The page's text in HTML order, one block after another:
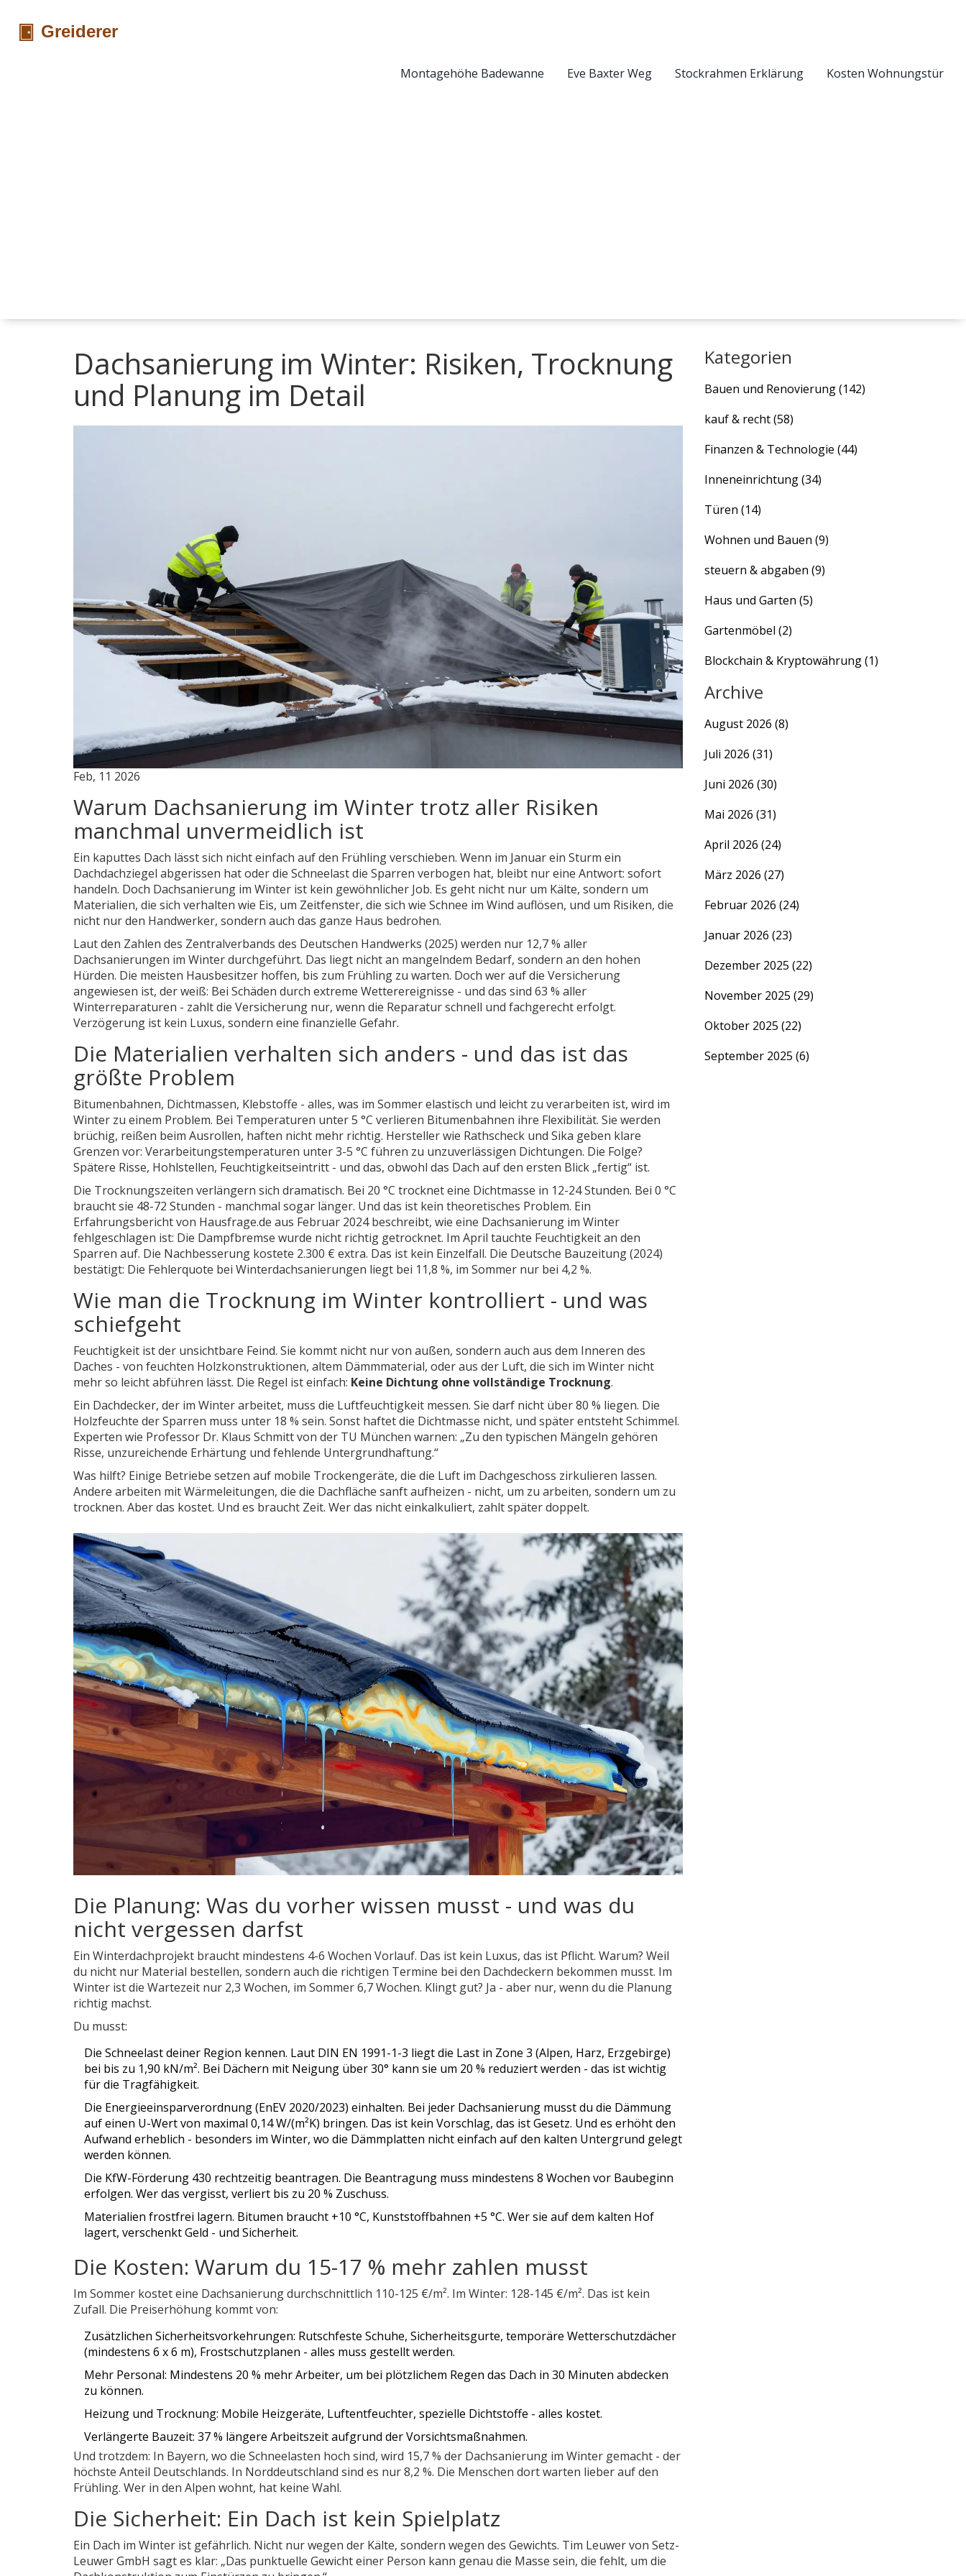
Montagehöhe Badewanne Eve Baxter Weg Stockrahmen Erklärung Kosten Wohnungstür
Dachsanierung im Winter: Risiken, Trocknung
und Planung im Detail
Feb, 11 2026
Warum Dachsanierung im Winter trotz aller Risiken
manchmal unvermeidlich ist
Ein kaputtes Dach lässt sich nicht einfach auf den Frühling verschieben. Wenn im Januar ein Sturm ein
Dachdachziegel abgerissen hat oder die Schneelast die Sparren verbogen hat, bleibt nur eine Antwort: sofort
handeln. Doch Dachsanierung im Winter ist kein gewöhnlicher Job. Es geht nicht nur um Kälte, sondern um
Materialien, die sich verhalten wie Eis, um Zeitfenster, die sich wie Schnee im Wind auflösen, und um Risiken, die
nicht nur den Handwerker, sondern auch das ganze Haus bedrohen.
Laut den Zahlen des Zentralverbands des Deutschen Handwerks (2025) werden nur 12,7 % aller
Dachsanierungen im Winter durchgeführt. Das liegt nicht an mangelndem Bedarf, sondern an den hohen
Hürden. Die meisten Hausbesitzer hoffen, bis zum Frühling zu warten. Doch wer auf die Versicherung
angewiesen ist, der weiß: Bei Schäden durch extreme Wetterereignisse - und das sind 63 % aller
Winterreparaturen - zahlt die Versicherung nur, wenn die Reparatur schnell und fachgerecht erfolgt.
Verzögerung ist kein Luxus, sondern eine finanzielle Gefahr.
Die Materialien verhalten sich anders - und das ist das
größte Problem
Bitumenbahnen, Dichtmassen, Klebstoffe - alles, was im Sommer elastisch und leicht zu verarbeiten ist, wird im
Winter zu einem Problem. Bei Temperaturen unter 5 °C verlieren Bitumenbahnen ihre Flexibilität. Sie werden
brüchig, reißen beim Ausrollen, haften nicht mehr richtig. Hersteller wie Rathscheck und Sika geben klare
Grenzen vor: Verarbeitungstemperaturen unter 3-5 °C führen zu unzuverlässigen Dichtungen. Die Folge?
Spätere Risse, Hohlstellen, Feuchtigkeitseintritt - und das, obwohl das Dach auf den ersten Blick „fertig“ ist.
Die Trocknungszeiten verlängern sich dramatisch. Bei 20 °C trocknet eine Dichtmasse in 12-24 Stunden. Bei 0 °C
braucht sie 48-72 Stunden - manchmal sogar länger. Und das ist kein theoretisches Problem. Ein
Erfahrungsbericht von Hausfrage.de aus Februar 2024 beschreibt, wie eine Dachsanierung im Winter
fehlgeschlagen ist: Die Dampfbremse wurde nicht richtig getrocknet. Im April tauchte Feuchtigkeit an den
Sparren auf. Die Nachbesserung kostete 2.300 € extra. Das ist kein Einzelfall. Die Deutsche Bauzeitung (2024)
bestätigt: Die Fehlerquote bei Winterdachsanierungen liegt bei 11,8 %, im Sommer nur bei 4,2 %.
Wie man die Trocknung im Winter kontrolliert - und was
schiefgeht
Feuchtigkeit ist der unsichtbare Feind. Sie kommt nicht nur von außen, sondern auch aus dem Inneren des
Daches - von feuchten Holzkonstruktionen, altem Dämmmaterial, oder aus der Luft, die sich im Winter nicht
mehr so leicht abführen lässt. Die Regel ist einfach: Keine Dichtung ohne vollständige Trocknung.
Ein Dachdecker, der im Winter arbeitet, muss die Luftfeuchtigkeit messen. Sie darf nicht über 80 % liegen. Die
Holzfeuchte der Sparren muss unter 18 % sein. Sonst haftet die Dichtmasse nicht, und später entsteht Schimmel.
Experten wie Professor Dr. Klaus Schmitt von der TU München warnen: „Zu den typischen Mängeln gehören
Risse, unzureichende Erhärtung und fehlende Untergrundhaftung.“
Was hilft? Einige Betriebe setzen auf mobile Trockengeräte, die die Luft im Dachgeschoss zirkulieren lassen.
Andere arbeiten mit Wärmeleitungen, die die Dachfläche sanft aufheizen - nicht, um zu arbeiten, sondern um zu
trocknen. Aber das kostet. Und es braucht Zeit. Wer das nicht einkalkuliert, zahlt später doppelt.
Die Planung: Was du vorher wissen musst - und was du
nicht vergessen darfst
Ein Winterdachprojekt braucht mindestens 4-6 Wochen Vorlauf. Das ist kein Luxus, das ist Pflicht. Warum? Weil
du nicht nur Material bestellen, sondern auch die richtigen Termine bei den Dachdeckern bekommen musst. Im
Winter ist die Wartezeit nur 2,3 Wochen, im Sommer 6,7 Wochen. Klingt gut? Ja - aber nur, wenn du die Planung
richtig machst.
Du musst:
Die Schneelast deiner Region kennen. Laut DIN EN 1991-1-3 liegt die Last in Zone 3 (Alpen, Harz, Erzgebirge)
bei bis zu 1,90 kN/m². Bei Dächern mit Neigung über 30° kann sie um 20 % reduziert werden - das ist wichtig
für die Tragfähigkeit.
Die Energieeinsparverordnung (EnEV 2020/2023) einhalten. Bei jeder Dachsanierung musst du die Dämmung
auf einen U-Wert von maximal 0,14 W/(m²K) bringen. Das ist kein Vorschlag, das ist Gesetz. Und es erhöht den
Aufwand erheblich - besonders im Winter, wo die Dämmplatten nicht einfach auf den kalten Untergrund gelegt
werden können.
Die KfW-Förderung 430 rechtzeitig beantragen. Die Beantragung muss mindestens 8 Wochen vor Baubeginn
erfolgen. Wer das vergisst, verliert bis zu 20 % Zuschuss.
Materialien frostfrei lagern. Bitumen braucht +10 °C, Kunststoffbahnen +5 °C. Wer sie auf dem kalten Hof
lagert, verschenkt Geld - und Sicherheit.
Die Kosten: Warum du 15-17 % mehr zahlen musst
Im Sommer kostet eine Dachsanierung durchschnittlich 110-125 €/m². Im Winter: 128-145 €/m². Das ist kein
Zufall. Die Preiserhöhung kommt von:
Zusätzlichen Sicherheitsvorkehrungen: Rutschfeste Schuhe, Sicherheitsgurte, temporäre Wetterschutzdächer
(mindestens 6 x 6 m), Frostschutzplanen - alles muss gestellt werden.
Mehr Personal: Mindestens 20 % mehr Arbeiter, um bei plötzlichem Regen das Dach in 30 Minuten abdecken
zu können.
Heizung und Trocknung: Mobile Heizgeräte, Luftentfeuchter, spezielle Dichtstoffe - alles kostet.
Verlängerte Bauzeit: 37 % längere Arbeitszeit aufgrund der Vorsichtsmaßnahmen.
Und trotzdem: In Bayern, wo die Schneelasten hoch sind, wird 15,7 % der Dachsanierung im Winter gemacht - der
höchste Anteil Deutschlands. In Norddeutschland sind es nur 8,2 %. Die Menschen dort warten lieber auf den
Frühling. Wer in den Alpen wohnt, hat keine Wahl.
Die Sicherheit: Ein Dach ist kein Spielplatz
Ein Dach im Winter ist gefährlich. Nicht nur wegen der Kälte, sondern wegen des Gewichts. Tim Leuwer von Setz-
Leuwer GmbH sagt es klar: „Das punktuelle Gewicht einer Person kann genau die Masse sein, die fehlt, um die
Kategorien
Bauen und Renovierung(142)
kauf & recht(58)
Finanzen & Technologie (44)
Inneneinrichtung(34)
Türen (14)
Wohnen und Bauen (9)
steuern & abgaben (9)
Haus und Garten (5)
Gartenmöbel (2)
Blockchain & Kryptowährung(1)
Archive
August 2026 (8)
Juli 2026 (31)
Juni 2026 (30)
Mai 2026 (31)
April 2026 (24)
März 2026 (27)
Februar 2026 (24)
Januar 2026 (23)
Dezember 2025 (22)
November 2025 (29)
Oktober 2025 (22)
September 2025 (6)